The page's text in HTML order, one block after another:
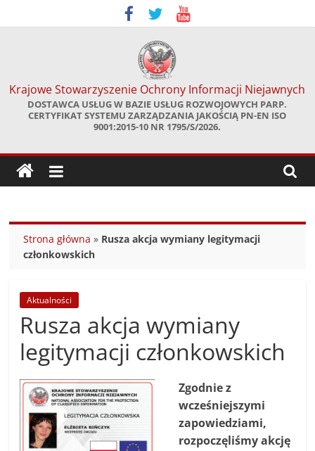
to
Krajowe Stowarzyszenie Ochrony Informacji Niejawnych
DOSTAWCA USŁUG W BAZIE USŁUG ROZWOJOWYCH PARP.
CERTYFIKAT SYSTEMU ZARZĄDZANIA JAKOŚCIĄ PN-EN ISO
9001:2015-10 NR 1795/S/2026.
Strona główna » Rusza akcja wymiany legitymacji
członkowskich
Aktualności
Rusza akcja wymiany
legitymacji członkowskich
Zgodnie z
wcześniejszymi
zapowiedziami,
rozpoczęliśmy akcję